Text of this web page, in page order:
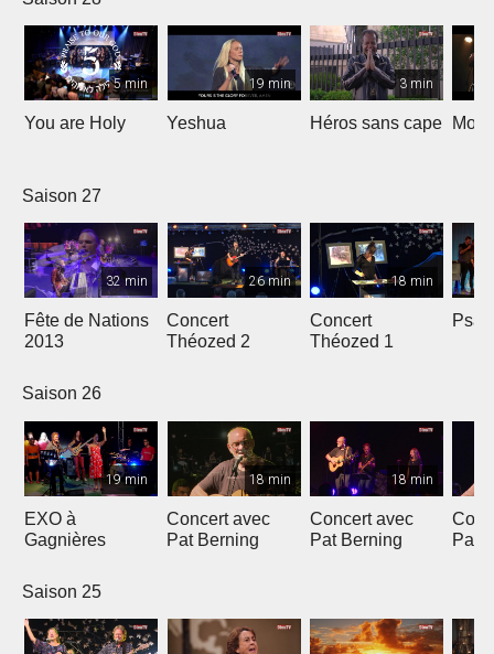
5 min
You are Holy
19 min
Yeshua
3 min
Héros sans cape Moi
Saison 27
32 min
Fête de Nations
2013
26 min
Concert
Théozed 2
18 min
Concert
Théozed 1
Saison 26
19 min
EXO à
Gagnières
18 min
Concert avec
Pat Berning
18 min
Concert avec
Pat Berning
Pat
Saison 25